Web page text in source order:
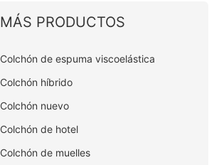
MÁS PRODUCTOS
Colchón de espuma viscoelástica
Colchón híbrido
Colchón nuevo
Colchón de hotel
Colchón de muelles